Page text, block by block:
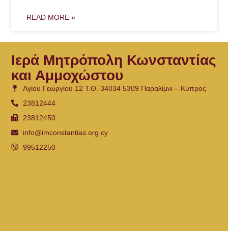
READ MORE »
Ιερά Μητρόπολη Κωνσταντίας
και Αμμοχώστου
Αγίου Γεωργίου 12 Τ.Θ. 34034 5309 Παραλίμνι – Κύπρος
23812444
23812450
info@imconstantias.org.cy
99512250